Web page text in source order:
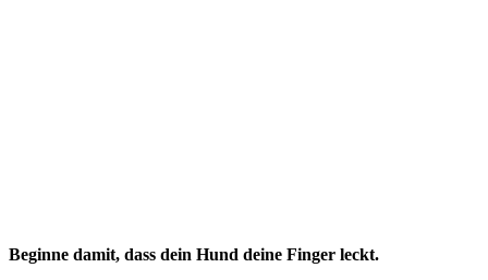
Beginne damit, dass dein Hund deine Finger leckt.